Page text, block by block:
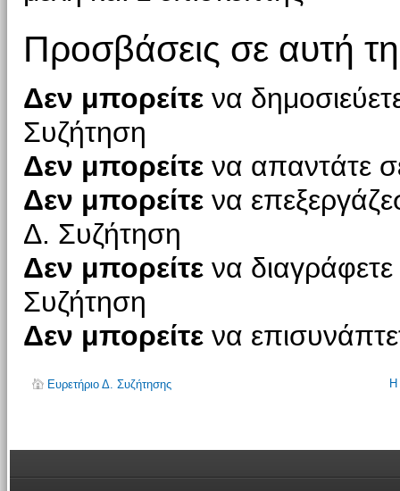
Προσβάσεις σε αυτή
Δεν μπορείτενα
Συζήτηση
Δεν μπορείτενα απαντάτε
Δεν μπορείτενα
Δ. Συζήτηση
Δεν μπορείτενα διαγράφετε
Συζήτηση
Δεν μπορείτενα
Ευρετήριο Δ. Συζήτησης Η